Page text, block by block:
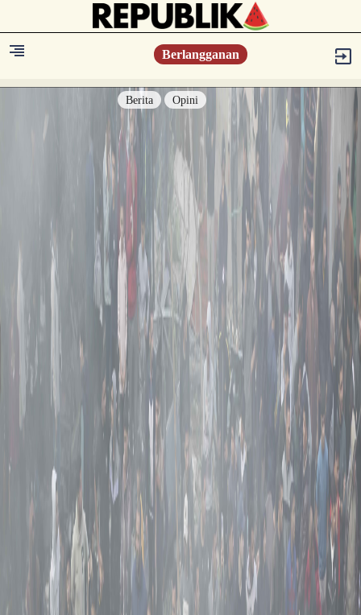
Berlangganan
Berita Opini
Islam Digest
Hikmah
Opini
Konsultasi Syariah
Resonansi
Iqtishodia
Sastra
Literasi Umat